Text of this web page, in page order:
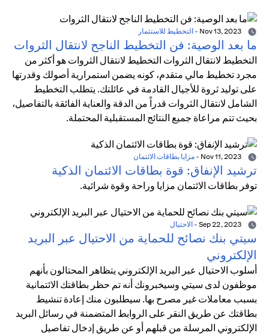
- التخطيط للاستثمار
ما بعد الوصية: فن التخطيط الناجح لانتقال الثروات
التخطيط لانتقال الثروات التخطيط لانتقال الثروات هو أكثر من
مجرد تخطيط مالي متقدم، كونه يضمن استمرارية أصولك وقدرتها
على توليد ثروة للأجيال القادمة في عائلتك. يتطلب التخطيط
الشامل لانتقال الثروات قدراً من الدقة والعناية الفائقة بالتفاصيل،
بحيث تتم مراعاة جميع النتائج المستقبلية المحتملة.
- مزايا بطاقات الائتمان
ترشيد الإنفاق: قوة بطاقات الائتمان الذكية
توفر بطاقات الائتمان مزايا وراحة وقوة شرائية.
- الاحتيال
سيتي بنك نصائح للحماية من الاحتيال عبر البريد
الإلكتروني
أسلوب الاحتيال عبر البريد الإلكتروني يتظاهر المحتالون بأنهم
موظفون لدى سيتي وسيخبرونك أنه تم حظر بطاقتك الائتمانية
بسبب معاملات غير مصرح بها. سيطلبون منك إعادة تنشيط
بطاقتك عن طريق النقر على الروابط المتضمنة في رسائل البريد
الإلكتروني المرسلة من قبلهم أو عن طريق إدخال تفاصيل